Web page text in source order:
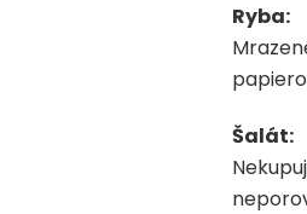
Ryba:
Šalát: